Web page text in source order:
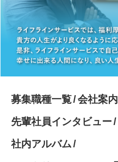
募集職種一覧 会社案内
先輩社員インタビュー
社内アルバム